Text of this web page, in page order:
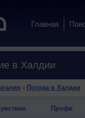
Главная
в Халдии
› Погода в Халдии
Профи